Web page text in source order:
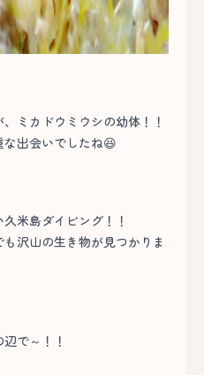
ミカドウミウシの幼体！！
出会いでしたね😆
米島ダイビング！！
沢山の生き物が見つかりま
で～！！